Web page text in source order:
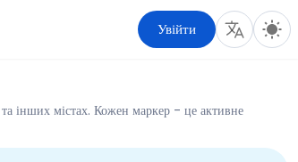
Увійти
та інших містах. Кожен маркер - це активне